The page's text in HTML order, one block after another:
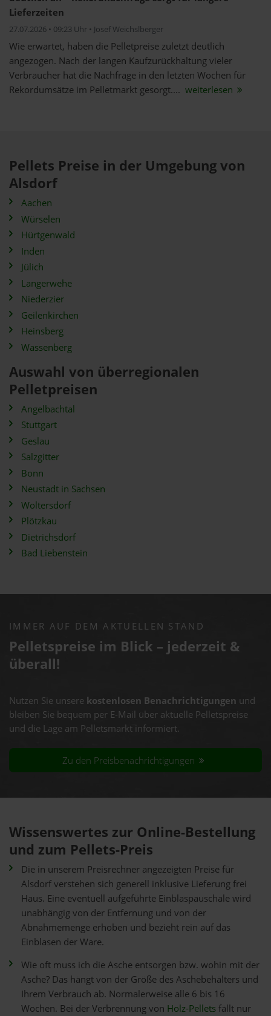
Lieferzeiten
27.07.2026 • 09:23 Uhr • Josef Weichslberger
Wie erwartet, haben die Pelletpreise zuletzt deutlich
angezogen. Nach der langen Kaufzurückhaltung vieler
Verbraucher hat die Nachfrage in den letzten Wochen für
Rekordumsätze im Pelletmarkt gesorgt.... weiterlesen
Pellets Preise in der Umgebung von
Alsdorf
Aachen
Würselen
Hürtgenwald
Inden
Jülich
Langerwehe
Niederzier
Geilenkirchen
Heinsberg
Wassenberg
Auswahl von überregionalen
Pelletpreisen
Angelbachtal
Stuttgart
Geslau
Salzgitter
Bonn
Neustadt in Sachsen
Woltersdorf
Plötzkau
Dietrichsdorf
Bad Liebenstein
IMMER AUF DEM AKTUELLEN STAND
Pelletspreise im Blick – jederzeit &
überall!
Nutzen Sie unsere kostenlosen Benachrichtigungen und
bleiben Sie bequem per E-Mail über aktuelle Pelletspreise
und die Lage am Pelletsmarkt informiert.
Zu den Preisbenachrichtigungen
Wissenswertes zur Online-Bestellung
und zum Pellets-Preis
Die in unserem Preisrechner angezeigten Preise für
Alsdorf verstehen sich generell inklusive Lieferung frei
Haus. Eine eventuell aufgeführte Einblaspauschale wird
unabhängig von der Entfernung und von der
Abnahmemenge erhoben und bezieht rein auf das
Einblasen der Ware.
Wie oft muss ich die Asche entsorgen bzw. wohin mit der
Asche? Das hängt von der Größe des Aschebehälters und
Ihrem Verbrauch ab. Normalerweise alle 6 bis 16
Wochen. Bei der Verbrennung von Holz-Pelletsfällt nur